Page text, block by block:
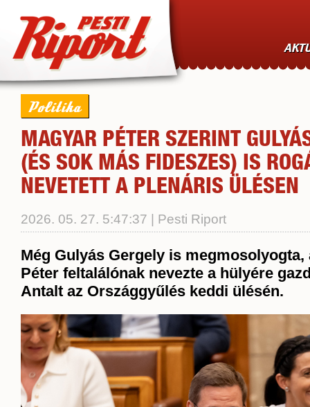
Politika
MAGYAR PÉTER SZERINT
(ÉS SOK MÁS FIDESZES) IS
NEVETETT A PLENÁRIS ÜLÉSEN
2026. 05. 27. 5:47:37 | Pesti Riport
Még Gulyás Gergely is
Péter feltalálónak nevezte a hülyére
Antalt az Országgyűlés keddi ülésén.